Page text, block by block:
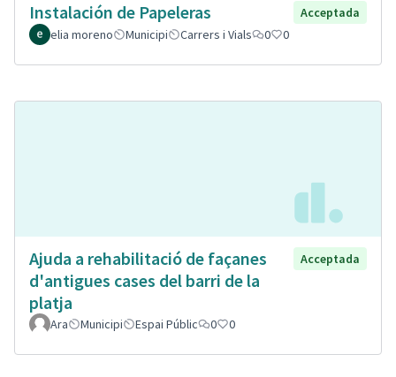
Instalación de Papeleras
Acceptada
elia moreno
Municipi Carrers i Vials 0 0
Ajuda a rehabilitació de façanes
d'antigues cases del barri de la
platja
Acceptada
Ara Municipi Espai Públic 0 0